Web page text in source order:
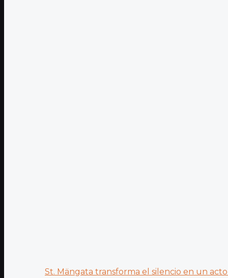
St. Mängata transforma el silencio en un